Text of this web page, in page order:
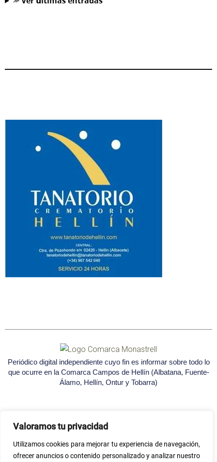
Valoramos tu privacidad
Utilizamos cookies para mejorar tu experiencia de navegación,
ofrecer anuncios o contenido personalizado y analizar nuestro
Periódico digital independiente cuyo fin es informar sobre todo lo
que ocurre en la Comarca Campos de Hellín (Albatana, Fuente-
Álamo, Hellín, Ontur y Tobarra)
¿Cómo calificarías tu experiencia?
Seleccione
una